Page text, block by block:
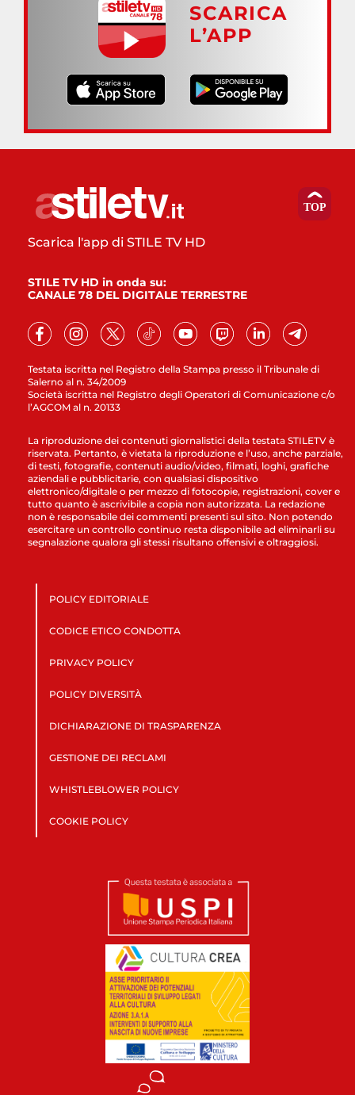
SCARICA
L’APP
Testata iscritta nel Registro della Stampa presso il Tribunale di
Salerno al n. 34/2009
Società iscritta nel Registro degli Operatori di Comunicazione c/o
l’AGCOM al n. 20133
Scarica l'app di STILE TV HD
STILE TV HD in onda su:
CANALE 78 DEL DIGITALE TERRESTRE
La riproduzione dei contenuti giornalistici della testata STILETV è
riservata. Pertanto, è vietata la riproduzione e l’uso, anche parziale,
di testi, fotografie, contenuti audio/video, filmati, loghi, grafiche
aziendali e pubblicitarie, con qualsiasi dispositivo
elettronico/digitale o per mezzo di fotocopie, registrazioni, cover e
tutto quanto è ascrivibile a copia non autorizzata. La redazione
non è responsabile dei commenti presenti sul sito. Non potendo
esercitare un controllo continuo resta disponibile ad eliminarli su
segnalazione qualora gli stessi risultano offensivi e oltraggiosi.
POLICY EDITORIALE
CODICE ETICO CONDOTTA
PRIVACY POLICY
POLICY DIVERSITÀ
DICHIARAZIONE DI TRASPARENZA
GESTIONE DEI RECLAMI
WHISTLEBLOWER POLICY
COOKIE POLICY